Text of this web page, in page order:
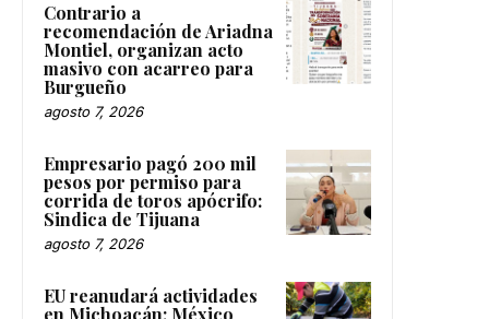
Contrario a
recomendación de Ariadna
Montiel, organizan acto
masivo con acarreo para
Burgueño
agosto 7, 2026
Empresario pagó 200 mil
pesos por permiso para
corrida de toros apócrifo:
Sindica de Tijuana
agosto 7, 2026
EU reanudará actividades
en Michoacán; México